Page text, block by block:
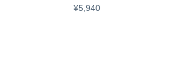
¥5,940